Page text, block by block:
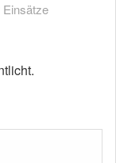
Einsätze